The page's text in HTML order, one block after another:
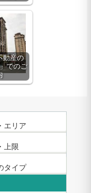
動産の
でのご
エリア
上限
タイプ